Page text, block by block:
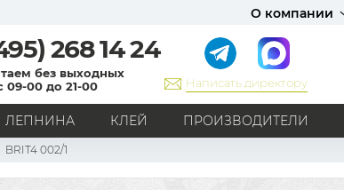
О компании
268 14 24
без выходных
09-00 до 21-00
Написать директору
ЛЕПНИНА КЛЕЙ ПРОИЗВОДИТЕЛИ
СТИЛЬ
Кантри
Модерн Прованс Хай-тек
Лофт
BRIT4 002/1